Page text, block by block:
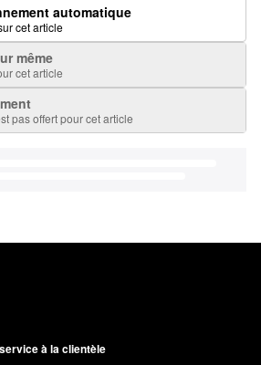
automatique
cet article
même
cet article
pas offert pour cet article
à la clientèle